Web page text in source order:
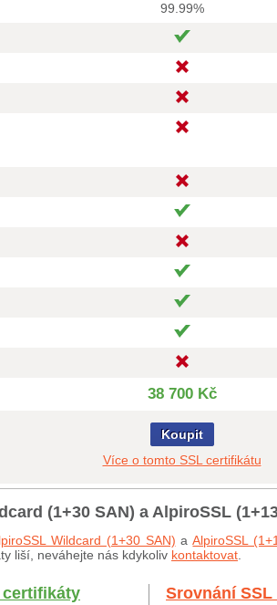
99.99%
38 700 Kč
Koupit
Více o tomto SSL certifikátu
(1+30 SAN) a AlpiroSSL
Wildcard (1+30 SAN) aAlpiroSSL
liší, neváhejte nás kdykoliv kontaktovat
certifikáty Srovnání